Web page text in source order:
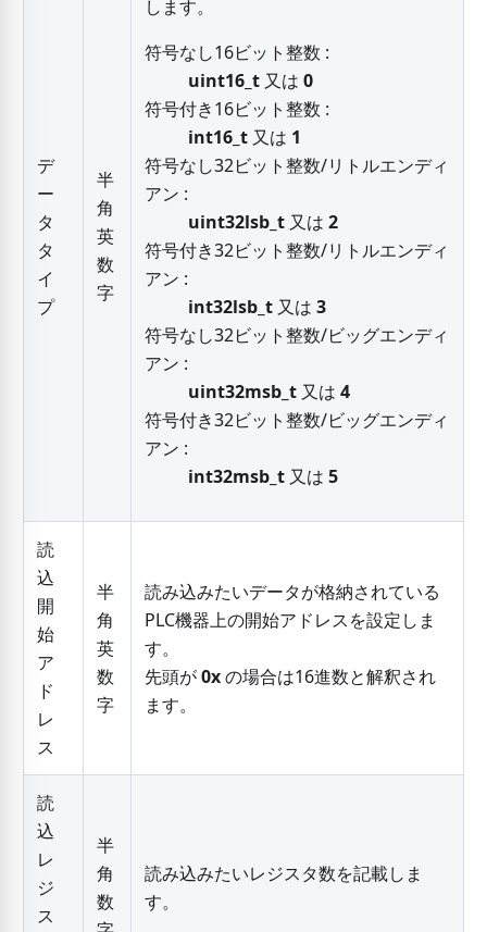
デ
ー
タ
タ
イ
プ
半
角
英
数
字
します。
符号なし16ビット整数 :
uint16_t又は 0
符号付き16ビット整数 :
int16_t又は 1
符号なし32ビット整数/リトルエンディ
アン :
uint32lsb_t又は 2
符号付き32ビット整数/リトルエンディ
アン :
int32lsb_t又は 3
符号なし32ビット整数/ビッグエンディ
アン :
uint32msb_t又は 4
符号付き32ビット整数/ビッグエンディ
アン :
int32msb_t又は 5
読
込
開
始
ア
ド
レ
ス
半
角
英
数
字
読み込みたいデータが格納されている
PLC機器上の開始アドレスを設定しま
す。
先頭が0xの場合は16進数と解釈され
ます。
読
込
レ
ジ
ス
半
角
数
読み込みたいレジスタ数を記載しま
す。